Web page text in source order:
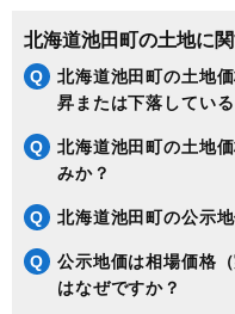
北海道池田町の土地に
Q
北海道池田町の土地
昇または下落している
Q
北海道池田町の土地
みか？
Q 北海道池田町の公示
Q
公示地価は相場価格
はなぜですか？